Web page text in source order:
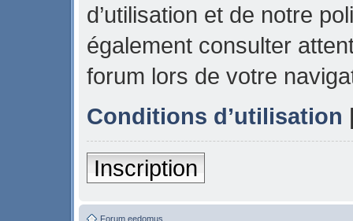
d’utilisation et de notre
également consulter
forum lors de votre
Conditions d’utilisation
Inscription
Forum eedomus